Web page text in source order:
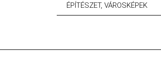
ÉPÍTÉSZET, VÁROSKÉPEK